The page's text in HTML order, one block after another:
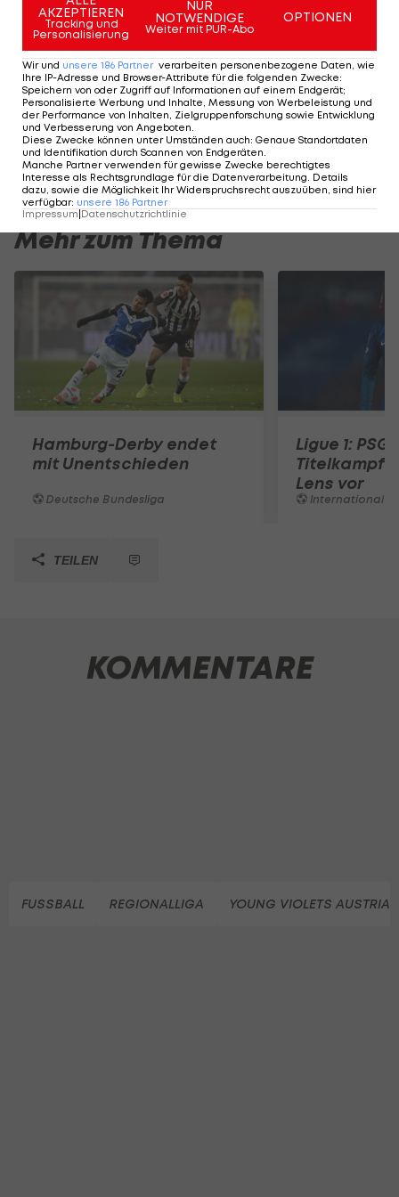
Bundesliga
Austria vor
Neuverpflichtung: "Steht
schon in der Pipeline"
Bundesliga
Mehr zum Thema
Hamburg-Derby endet
mit Unentschieden
Deutsche Bundesliga
Ligue 1:
Titelkampf
Lens vor
International
TEILEN
KOMMENTARE
FUSSBALL REGIONALLIGA YOUNG VIOLETS AUSTRIA
AKZEPTIEREN
Tracking und
Personalisierung
NUR
NOTWENDIGE
Weiter mit PUR-Abo
OPTIONEN
Wir und unsere 186 Partner verarbeiten personenbezogene Daten, wie
Ihre IP-Adresse und Browser-Attribute für die folgenden Zwecke:
Speichern von oder Zugriff auf Informationen auf einem Endgerät;
Personalisierte Werbung und Inhalte, Messung von Werbeleistung und
der Performance von Inhalten, Zielgruppenforschung sowie Entwicklung
und Verbesserung von Angeboten.
Diese Zwecke können unter Umständen auch: Genaue Standortdaten
und Identifikation durch Scannen von Endgeräten.
Manche Partner verwenden für gewisse Zwecke berechtigtes
Interesse als Rechtsgrundlage für die Datenverarbeitung. Details
dazu, sowie die Möglichkeit Ihr Widerspruchsrecht auszuüben, sind hier
verfügbar: unsere 186 Partner
Impressum Datenschutzrichtlinie